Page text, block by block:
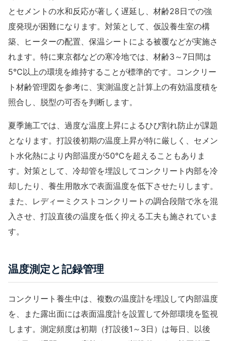
とセメントの水和反応が著しく遅延し、材齢28日での強
度発現が困難になります。対策として、仮設養生室の構
築、ヒーターの配置、保温シートによる被覆などが実施さ
れます。特に東京都などの寒冷地では、材齢3～7日間は
5℃以上の環境を維持することが標準的です。 コンクリー
ト材齢管理図を参考に、実測温度と計算上の有効温度積を
照合し、脱型の可否を判断します。
夏季施工では、過度な温度上昇によるひび割れ防止が課題
となります。打設後初期の温度上昇が特に厳しく、セメン
ト水化熱により内部温度が50℃を超えることもありま
す。対策として、冷却管を埋設してコンクリート内部を冷
却したり、養生用散水で表面温度を低下させたりします。
また、 レディーミクストコンクリート の調合段階で氷を混
入させ、打設直後の温度を低く抑える工夫も施されていま
す。
温度測定と記録管理
コンクリート養生中は、複数の温度計を埋設して内部温度
を、また露出面には表面温度計を設置して外部環境を監視
します。測定頻度は初期（打設後1～3日）は毎日、以後